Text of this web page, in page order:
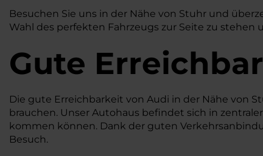
Besuchen Sie uns in der Nähe von Stuhr und
Wahl des perfekten Fahrzeugs zur Seite zu
Gute
Die gute Erreichbarkeit von Audi in der Nähe von
brauchen. Unser Autohaus befindet sich in
kommen können. Dank der guten
Besuch.